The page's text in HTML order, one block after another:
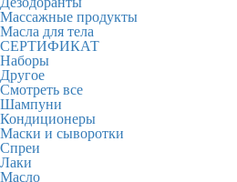
Массажные продукты
Масла для тела
СЕРТИФИКАТ
Наборы
Другое
Смотреть все
Шампуни
Кондиционеры
Маски и сыворотки
Спреи
Лаки
Масло